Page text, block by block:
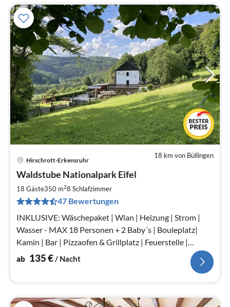
18 km von Büllingen
Hirschrott-Erkensruhr
Waldstube Nationalpark Eifel
18 Gäste350 m28 Schlafzimmer
47 Bewertungen
INKLUSIVE: Wäschepaket | Wlan | Heizung | Strom |
Wasser - MAX 18 Personen + 2 Baby´s | Bouleplatz|
Kamin | Bar | Pizzaofen & Grillplatz | Feuerstelle |
Tischtennis | Allein Lage
ab 135€/ Nacht